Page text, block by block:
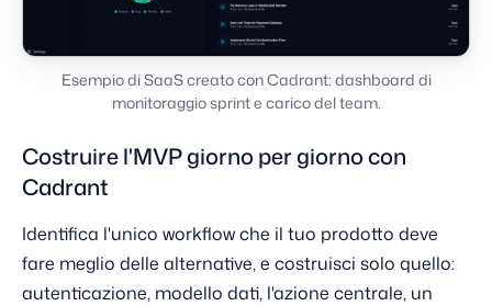
Esempio di SaaS creato con Cadrant: dashboard di
monitoraggio sprint e carico del team.
Costruire l'MVP giorno per giorno con
Cadrant
Identifica l'unico workflow che il tuo prodotto deve
fare meglio delle alternative, e costruisci solo quello:
autenticazione, modello dati, l'azione centrale, un